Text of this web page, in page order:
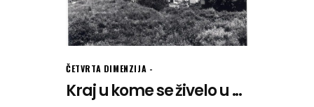
ČETVRTA DIMENZIJA
Kraj u kome se živelo u ...